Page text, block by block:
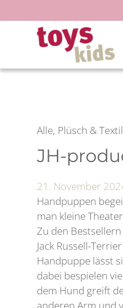
Inhalt
springen
Alle, Plüsch & Textil
JH-
21. November
Handpuppen
man kleine
Zu den
Jack Russell-
Handpuppe lässt
dabei bespielen
dem Hund greift